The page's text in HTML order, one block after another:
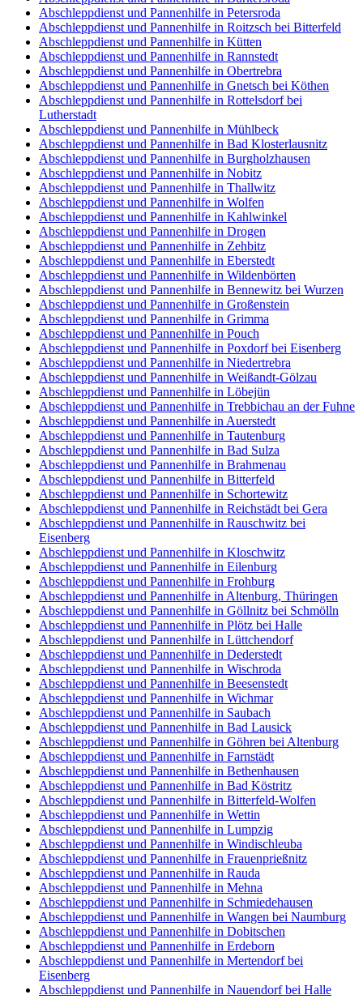
Abschleppdienst und Pannenhilfe in Petersroda
Abschleppdienst und Pannenhilfe in Roitzsch bei Bitterfeld
Abschleppdienst und Pannenhilfe in Kütten
Abschleppdienst und Pannenhilfe in Rannstedt
Abschleppdienst und Pannenhilfe in Obertrebra
Abschleppdienst und Pannenhilfe in Gnetsch bei Köthen
Abschleppdienst und Pannenhilfe in Rottelsdorf bei
Lutherstadt
Abschleppdienst und Pannenhilfe in Mühlbeck
Abschleppdienst und Pannenhilfe in Bad Klosterlausnitz
Abschleppdienst und Pannenhilfe in Burgholzhausen
Abschleppdienst und Pannenhilfe in Nobitz
Abschleppdienst und Pannenhilfe in Thallwitz
Abschleppdienst und Pannenhilfe in Wolfen
Abschleppdienst und Pannenhilfe in Kahlwinkel
Abschleppdienst und Pannenhilfe in Drogen
Abschleppdienst und Pannenhilfe in Zehbitz
Abschleppdienst und Pannenhilfe in Eberstedt
Abschleppdienst und Pannenhilfe in Wildenbörten
Abschleppdienst und Pannenhilfe in Bennewitz bei Wurzen
Abschleppdienst und Pannenhilfe in Großenstein
Abschleppdienst und Pannenhilfe in Grimma
Abschleppdienst und Pannenhilfe in Pouch
Abschleppdienst und Pannenhilfe in Poxdorf bei Eisenberg
Abschleppdienst und Pannenhilfe in Niedertrebra
Abschleppdienst und Pannenhilfe in Weißandt-Gölzau
Abschleppdienst und Pannenhilfe in Löbejün
Abschleppdienst und Pannenhilfe in Trebbichau an der Fuhne
Abschleppdienst und Pannenhilfe in Auerstedt
Abschleppdienst und Pannenhilfe in Tautenburg
Abschleppdienst und Pannenhilfe in Bad Sulza
Abschleppdienst und Pannenhilfe in Brahmenau
Abschleppdienst und Pannenhilfe in Bitterfeld
Abschleppdienst und Pannenhilfe in Schortewitz
Abschleppdienst und Pannenhilfe in Reichstädt bei Gera
Abschleppdienst und Pannenhilfe in Rauschwitz bei
Eisenberg
Abschleppdienst und Pannenhilfe in Kloschwitz
Abschleppdienst und Pannenhilfe in Eilenburg
Abschleppdienst und Pannenhilfe in Frohburg
Abschleppdienst und Pannenhilfe in Altenburg, Thüringen
Abschleppdienst und Pannenhilfe in Göllnitz bei Schmölln
Abschleppdienst und Pannenhilfe in Plötz bei Halle
Abschleppdienst und Pannenhilfe in Lüttchendorf
Abschleppdienst und Pannenhilfe in Dederstedt
Abschleppdienst und Pannenhilfe in Wischroda
Abschleppdienst und Pannenhilfe in Beesenstedt
Abschleppdienst und Pannenhilfe in Wichmar
Abschleppdienst und Pannenhilfe in Saubach
Abschleppdienst und Pannenhilfe in Bad Lausick
Abschleppdienst und Pannenhilfe in Göhren bei Altenburg
Abschleppdienst und Pannenhilfe in Farnstädt
Abschleppdienst und Pannenhilfe in Bethenhausen
Abschleppdienst und Pannenhilfe in Bad Köstritz
Abschleppdienst und Pannenhilfe in Bitterfeld-Wolfen
Abschleppdienst und Pannenhilfe in Wettin
Abschleppdienst und Pannenhilfe in Lumpzig
Abschleppdienst und Pannenhilfe in Windischleuba
Abschleppdienst und Pannenhilfe in Frauenprießnitz
Abschleppdienst und Pannenhilfe in Rauda
Abschleppdienst und Pannenhilfe in Mehna
Abschleppdienst und Pannenhilfe in Schmiedehausen
Abschleppdienst und Pannenhilfe in Wangen bei Naumburg
Abschleppdienst und Pannenhilfe in Dobitschen
Abschleppdienst und Pannenhilfe in Erdeborn
Abschleppdienst und Pannenhilfe in Mertendorf bei
Eisenberg
Abschleppdienst und Pannenhilfe in Nauendorf bei Halle